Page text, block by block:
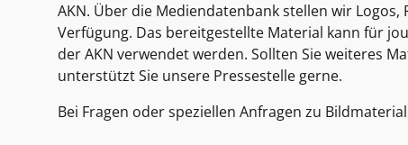
AKN. Über die Mediendatenbank stellen wir
Verfügung. Das bereitgestellte Material kann für
der AKN verwendet werden. Sollten Sie weiteres
unterstützt Sie unsere Pressestelle gerne.
Bei Fragen oder speziellen Anfragen zu